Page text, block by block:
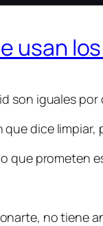
usan
son iguales por
dice limpiar,
que prometen
no tiene